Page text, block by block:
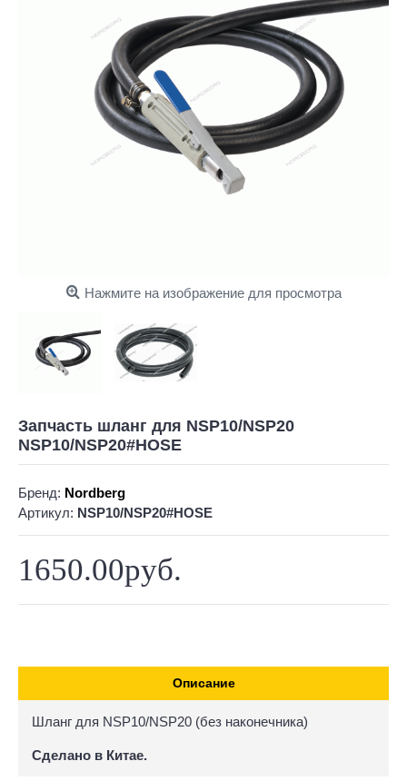
Нажмите на изображение для просмотра
Запчасть шланг для NSP10/NSP20
NSP10/NSP20#HOSE
Бренд: Nordberg
Артикул: NSP10/NSP20#HOSE
1650.00руб.
Описание
Шланг для NSP10/NSP20 (без наконечника)
Сделано в Китае.